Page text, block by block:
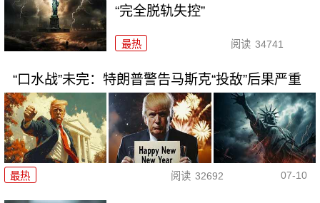
“完全脱轨失控”
最热 阅读 34741
“口水战”未完：特朗普警告马斯克“投敌”后果严重
最热 阅读 32692 07-10